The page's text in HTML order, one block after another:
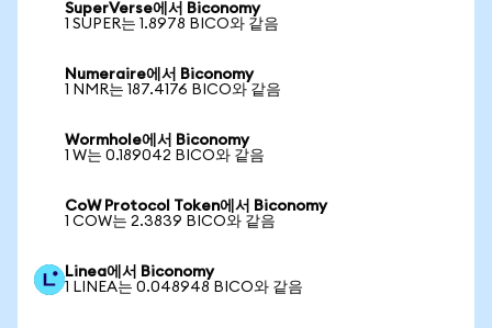
SuperVerse에서 Biconomy
1 SUPER는 1.8978 BICO와 같음
Numeraire에서 Biconomy
1 NMR는 187.4176 BICO와 같음
Wormhole에서 Biconomy
1 W는 0.189042 BICO와 같음
CoW Protocol Token에서 Biconomy
1 COW는 2.3839 BICO와 같음
Linea에서 Biconomy
1 LINEA는 0.048948 BICO와 같음